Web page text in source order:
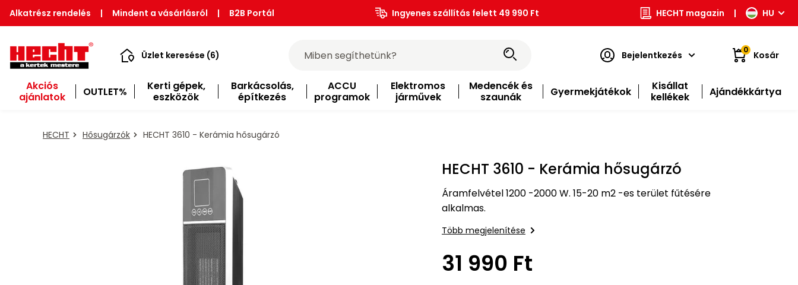
Alkatrész rendelés | Mindent a vásárlásról | B2B Portál Ingyenes szállítás felett 49 990 Ft HECHT magazin | HU
Üzlet keresése (6) Bejelentkezés 0 Kosár
Akciós
ajánlatok
OUTLET%
Kerti gépek,
eszközök
Barkácsolás,
építkezés
ACCU
programok
Elektromos
járművek
Medencék és
szaunák
Gyermekjátékok
Kisállat
kellékek
Ajándékkártya
HECHT Hősugárzók HECHT 3610 - Kerámia hősugárzó
HECHT 3610 - Kerámia hősugárzó
Áramfelvétel 1200 -2000 W. 15-20 m2 -es terület fűtésére
alkalmas.
Több megjelenítése
31 990 Ft